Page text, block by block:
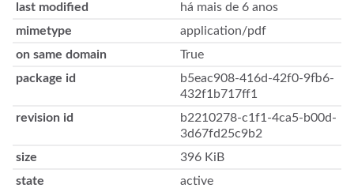
last modified
há mais de 6 anos
mimetype
application/pdf
on same domain
True
package id
b5eac908-416d-42f0-9fb6-
432f1b717ff1
revision id
b2210278-c1f1-4ca5-b00d-
3d67fd25c9b2
size
396 KiB
state
active